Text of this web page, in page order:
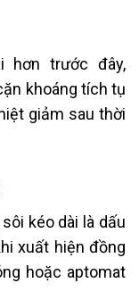
hơn trước đây,
khoáng tích tụ
giảm sau thời
kéo dài là dấu
xuất hiện đồng
hoặc aptomat